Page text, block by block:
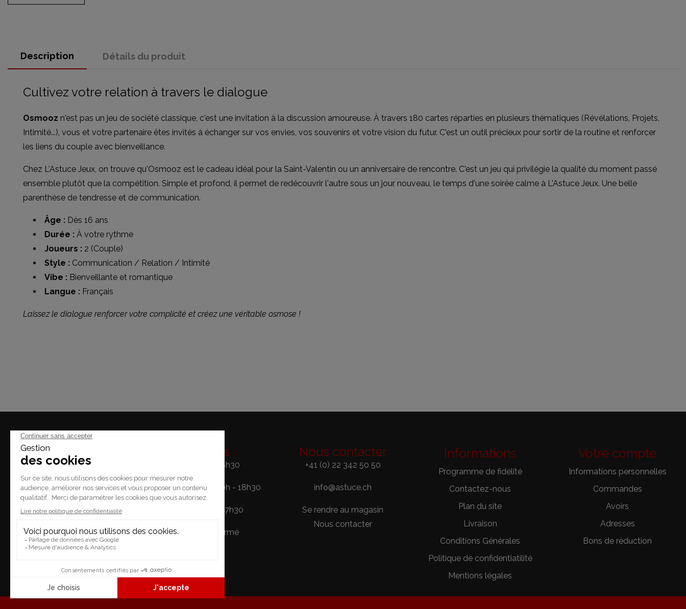
Description Détails du produit
Cultivez votre relation à travers le dialogue
Osmooz n'est pas un jeu de société classique, c'est une invitation à la discussion amoureuse. À travers 180 cartes réparties en plusieurs thématiques (Révélations, Projets,
Intimité...), vous et votre partenaire êtes invités à échanger sur vos envies, vos souvenirs et votre vision du futur. C'est un outil précieux pour sortir de la routine et renforcer
les liens du couple avec bienveillance.
Chez L'Astuce Jeux, on trouve qu'Osmooz est le cadeau idéal pour la Saint-Valentin ou un anniversaire de rencontre. C'est un jeu qui privilégie la qualité du moment passé
ensemble plutôt que la compétition. Simple et profond, il permet de redécouvrir l'autre sous un jour nouveau, le temps d'une soirée calme à L'Astuce Jeux. Une belle
parenthèse de tendresse et de communication.
Âge : Dès 16 ans
Durée : À votre rythme
Joueurs : 2 (Couple)
Style : Communication / Relation / Intimité
Vibe : Bienveillante et romantique
Langue : Français
Laissez le dialogue renforcer votre complicité et créez une véritable osmose !
Place du Temple 2.
Horaires
Lundi: 14h - 18h30
Mardi / Vendredi: 10h - 18h30
Samedi: 10h - 17h30
Dimanche: Fermé
Nous contacter
+41 (0) 22 342 50 50
info@astuce.ch
Se rendre au magasin
Nous contacter
Informations
Programme de fidélité
Contactez-nous
Plan du site
Livraison
Conditions Générales
Politique de confidentiatilité
Mentions légales
Votre compte
Informations personnelles
Commandes
Avoirs
Adresses
Bons de réduction